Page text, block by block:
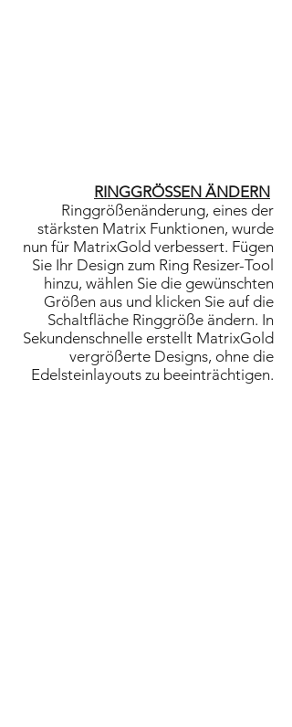
RINGGRÖSSEN ÄNDERN
Ringgrößenänderung, eines der
stärksten Matrix Funktionen, wurde
nun für MatrixGold verbessert. Fügen
Sie Ihr Design zum Ring Resizer-Tool
hinzu, wählen Sie die gewünschten
Größen aus und klicken Sie auf die
Schaltfläche Ringgröße ändern. In
Sekundenschnelle erstellt MatrixGold
vergrößerte Designs, ohne die
Edelsteinlayouts zu beeinträchtigen.